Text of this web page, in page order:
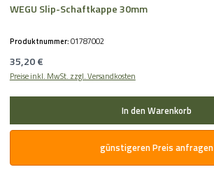
WEGU Slip-Schaftkappe 30mm
Produktnummer:01787002
Regulärer Preis:
35,20 €
Preise inkl. MwSt. zzgl. Versandkosten
In den Warenkorb
günstigeren Preis anfragen